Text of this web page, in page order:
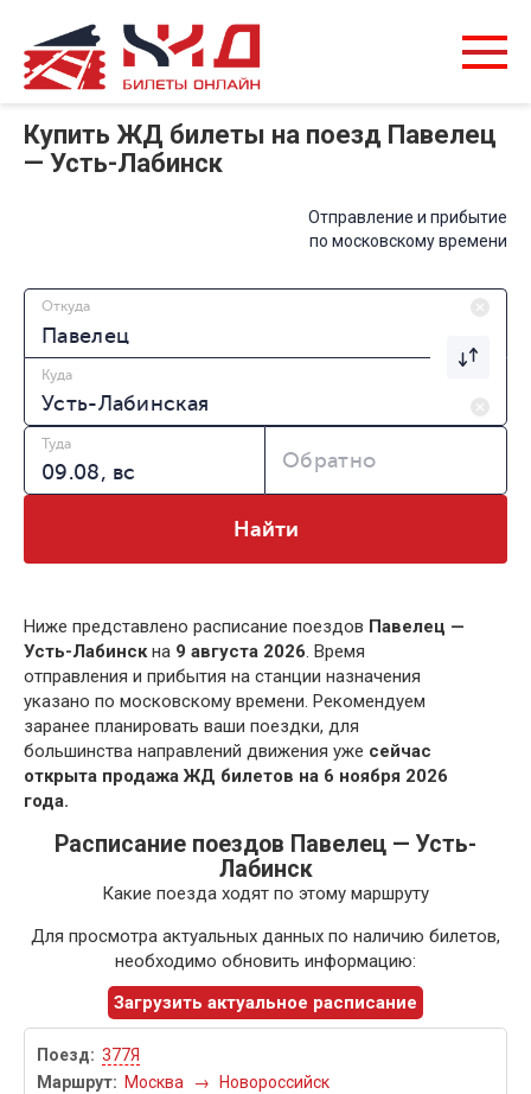
Купить ЖД билеты на поезд Павелец
— Усть-Лабинск
Отправление и прибытие
по московскому времени
Откуда
Куда
Туда
Обратно
Найти
Ниже представлено расписание поездов Павелец —
Усть-Лабинскна 9 августа 2026. Время
отправления и прибытия на станции назначения
указано по московскому времени. Рекомендуем
заранее планировать ваши поездки, для
большинства направлений движения уже сейчас
открыта продажа ЖД билетов на 6 ноября 2026
года.
Расписание поездов Павелец — Усть-
Лабинск
Какие поезда ходят по этому маршруту
Для просмотра актуальных данных по наличию билетов,
необходимо обновить информацию:
Загрузить актуальное расписание
377Я
Москва
→ Новороссийск